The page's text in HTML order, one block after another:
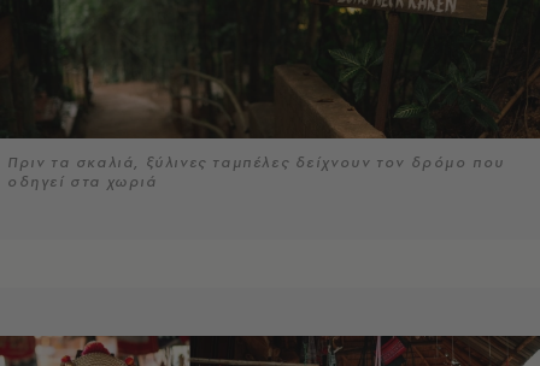
Πριν τα σκαλιά, ξύλινες ταμπέλες δείχνουν τον δρόμο που
οδηγεί στα χωριά